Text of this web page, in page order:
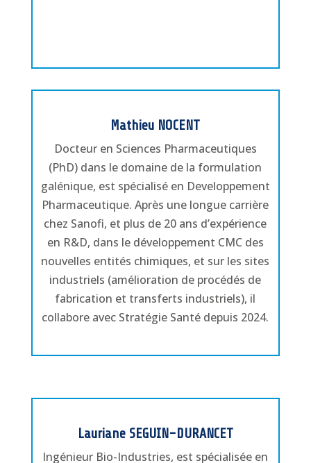
Mathieu NOCENT
Docteur en Sciences Pharmaceutiques
(PhD) dans le domaine de la formulation
galénique, est spécialisé en Developpement
Pharmaceutique. Après une longue carrière
chez Sanofi, et plus de 20 ans d’expérience
en R&D, dans le développement CMC des
nouvelles entités chimiques, et sur les sites
industriels (amélioration de procédés de
fabrication et transferts industriels), il
collabore avec Stratégie Santé depuis 2024.
Lauriane SEGUIN-DURANCET
Ingénieur Bio-Industries, est spécialisée en